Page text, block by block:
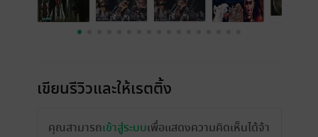
เขียนรีวิวและให้เรตติ้ง
คุณสามารถเข้าสู่ระบบเพื่อแสดงความคิดเห็นได้จ้า